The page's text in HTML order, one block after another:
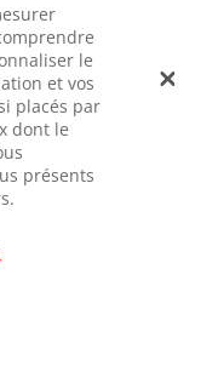
le
et vos
placés par
dont le
présents